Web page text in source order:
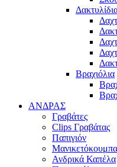
Βραχιόλια
ΑΝΔΡΑΣ
Γραβάτες
Clips Γραβάτας
Παπιγιόν
Μανικετόκουμπα
Ανδρικά Καπέλα